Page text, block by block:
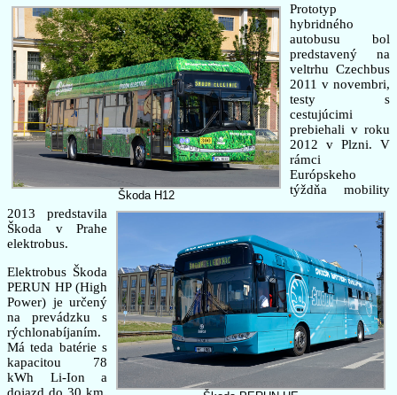
Škoda H12
Prototyp
hybridného
autobusu bol
predstavený na
veltrhu Czechbus
2011 v novembri,
testy s
cestujúcimi
prebiehali v roku
2012 v Plzni. V
rámci
Európskeho
týždňa mobility
2013 predstavila
Škoda v Prahe
elektrobus.
Elektrobus Škoda
PERUN HP (High
Power) je určený
na prevádzku s
rýchlonabíjaním.
Má teda batérie s
kapacitou 78
kWh Li-Ion a